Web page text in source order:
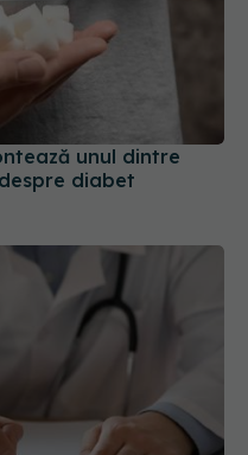
unul dintre
diabet